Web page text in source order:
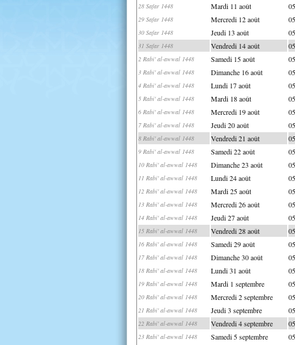
28 Safar 1448 Mardi 11 août
29 Safar 1448 Mercredi 12 août
30 Safar 1448 Jeudi 13 août
31 Safar 1448 Vendredi 14 août
2 Rabi' al-awwal 1448 Samedi 15 août
3 Rabi' al-awwal 1448 Dimanche 16 août
4 Rabi' al-awwal 1448 Lundi 17 août
5 Rabi' al-awwal 1448 Mardi 18 août
6 Rabi' al-awwal 1448 Mercredi 19 août
7 Rabi' al-awwal 1448 Jeudi 20 août
8 Rabi' al-awwal 1448 Vendredi 21 août
9 Rabi' al-awwal 1448 Samedi 22 août
10 Rabi' al-awwal 1448 Dimanche 23 août
11 Rabi' al-awwal 1448 Lundi 24 août
12 Rabi' al-awwal 1448 Mardi 25 août
13 Rabi' al-awwal 1448 Mercredi 26 août
14 Rabi' al-awwal 1448 Jeudi 27 août
15 Rabi' al-awwal 1448 Vendredi 28 août
16 Rabi' al-awwal 1448 Samedi 29 août
17 Rabi' al-awwal 1448 Dimanche 30 août
18 Rabi' al-awwal 1448 Lundi 31 août
19 Rabi' al-awwal 1448 Mardi 1 septembre
20 Rabi' al-awwal 1448 Mercredi 2 septembre
21 Rabi' al-awwal 1448 Jeudi 3 septembre
22 Rabi' al-awwal 1448 Vendredi 4 septembre
23 Rabi' al-awwal 1448 Samedi 5 septembre